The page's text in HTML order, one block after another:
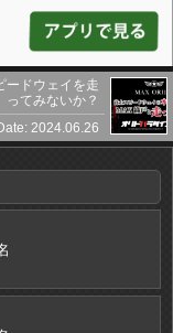
ードウェイを走
ってみないか？
2024.06.26